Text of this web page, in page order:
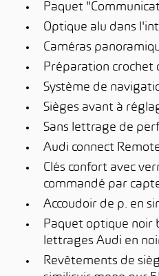
Paquet
Optique alu dans
Caméras
Préparation crochet
Système de
Sièges avant à
Sans lettrage de
Audi connect
Clés confort avec
commandé par
Accoudoir de p. en
Paquet optique noir
lettrages Audi en
Revêtements de